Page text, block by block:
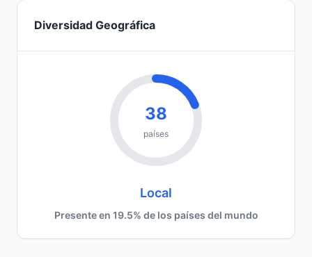
Diversidad Geográfica
38
países
Local
Presente en 19.5% de los países del mundo